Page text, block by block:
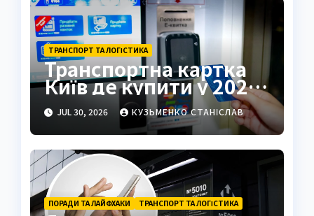
ТРАНСПОРТ ТА ЛОГІСТИКА
Транспортна картка
Київ де купити у 2026
році
JUL 30, 2026 КУЗЬМЕНКО СТАНІСЛАВ
ПОРАДИ ТА ЛАЙФХАКИ ТРАНСПОРТ ТА ЛОГІСТИКА